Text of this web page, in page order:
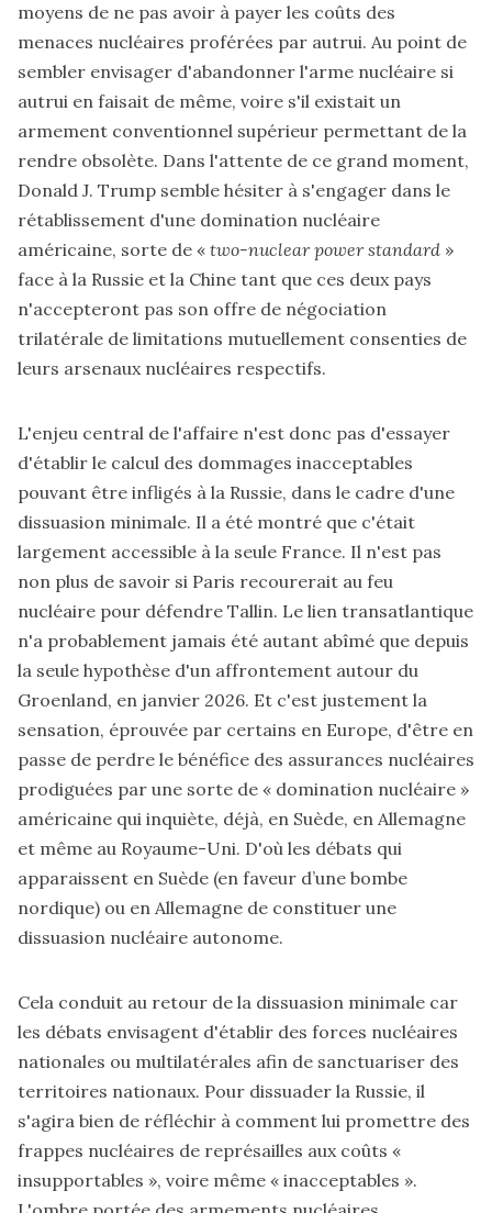
moyens de ne pas avoir à payer les coûts des
menaces nucléaires proférées par autrui. Au point de
sembler envisager d'abandonner l'arme nucléaire si
autrui en faisait de même, voire s'il existait un
armement conventionnel supérieur permettant de la
rendre obsolète. Dans l'attente de ce grand moment,
Donald J. Trump semble hésiter à s'engager dans le
rétablissement d'une domination nucléaire
américaine, sorte de « two-nuclear power standard »
face à la Russie et la Chine tant que ces deux pays
n'accepteront pas son offre de négociation
trilatérale de limitations mutuellement consenties de
leurs arsenaux nucléaires respectifs.
L'enjeu central de l'affaire n'est donc pas d'essayer
d'établir le calcul des dommages inacceptables
pouvant être infligés à la Russie, dans le cadre d'une
dissuasion minimale. Il a été montré que c'était
largement accessible à la seule France. Il n'est pas
non plus de savoir si Paris recourerait au feu
nucléaire pour défendre Tallin. Le lien transatlantique
n'a probablement jamais été autant abîmé que depuis
la seule hypothèse d'un affrontement autour du
Groenland, en janvier 2026. Et c'est justement la
sensation, éprouvée par certains en Europe, d'être en
passe de perdre le bénéfice des assurances nucléaires
prodiguées par une sorte de « domination nucléaire »
américaine qui inquiète, déjà, en Suède, en Allemagne
et même au Royaume-Uni. D'où les débats qui
apparaissent en Suède (en faveur d’une bombe
nordique) ou en Allemagne de constituer une
dissuasion nucléaire autonome.
Cela conduit au retour de la dissuasion minimale car
les débats envisagent d'établir des forces nucléaires
nationales ou multilatérales afin de sanctuariser des
territoires nationaux. Pour dissuader la Russie, il
s'agira bien de réfléchir à comment lui promettre des
frappes nucléaires de représailles aux coûts «
insupportables », voire même « inacceptables ».